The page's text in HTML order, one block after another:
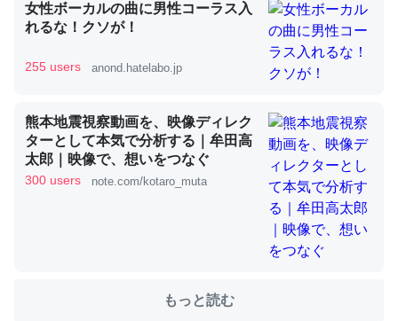
─ニュース :: 【研究発表】昆虫学の大問題＝「昆虫はなぜ海にいな
いのか」に関する新仮説
ウチもEchoを実家に置いて４年。でたまに覗いてる。ぼ
ちぼちRingも置こうかと画策中。あと、Googleマップで
位置情報を共有してる。電池残量や充電中かが分かるので
─たまにLINEするくらいだった遠方の父67歳と僕。ITツール導入で
コミュニケーションが劇的に変化した｜tayorini by LIFULL介護
女性ボーカルの曲に男性コーラス入
れるな！クソが！
255 users anond.hatelabo.jp
熊本地震視察動画を、映像ディレク
ターとして本気で分析する｜牟田高
太郎｜映像で、想いをつなぐ
300 users note.com/kotaro_muta
もっと読む